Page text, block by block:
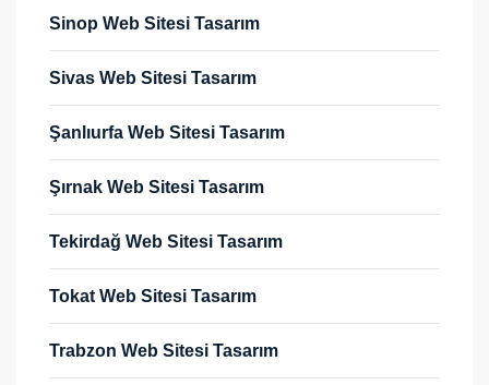
Sinop Web Sitesi Tasarım
Sivas Web Sitesi Tasarım
Şanlıurfa Web Sitesi Tasarım
Şırnak Web Sitesi Tasarım
Tekirdağ Web Sitesi Tasarım
Tokat Web Sitesi Tasarım
Trabzon Web Sitesi Tasarım